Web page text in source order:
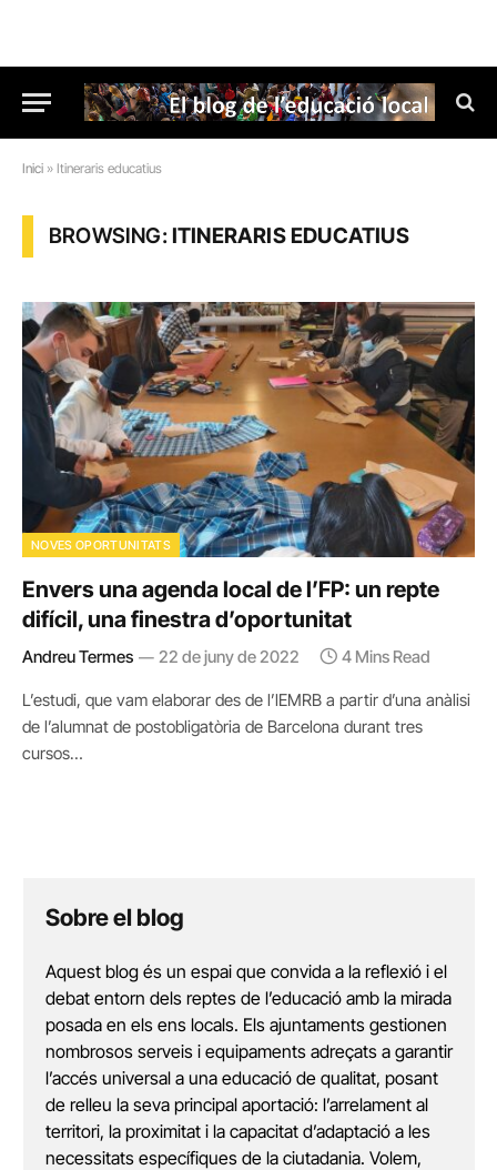
Inici » Itineraris educatius
BROWSING:ITINERARIS EDUCATIUS
NOVES OPORTUNITATS
Envers una agenda local de l’FP: un repte
difícil, una finestra d’oportunitat
Andreu Termes 22 de juny de 2022 4 Mins Read
L’estudi, que vam elaborar des de l’lEMRB a partir d’una anàlisi
de l’alumnat de postobligatòria de Barcelona durant tres
cursos…
Sobre el blog
Aquest blog és un espai que convida a la reflexió i el
debat entorn dels reptes de l’educació amb la mirada
posada en els ens locals. Els ajuntaments gestionen
nombrosos serveis i equipaments adreçats a garantir
l’accés universal a una educació de qualitat, posant
de relleu la seva principal aportació: l’arrelament al
territori, la proximitat i la capacitat d’adaptació a les
necessitats específiques de la ciutadania. Volem,